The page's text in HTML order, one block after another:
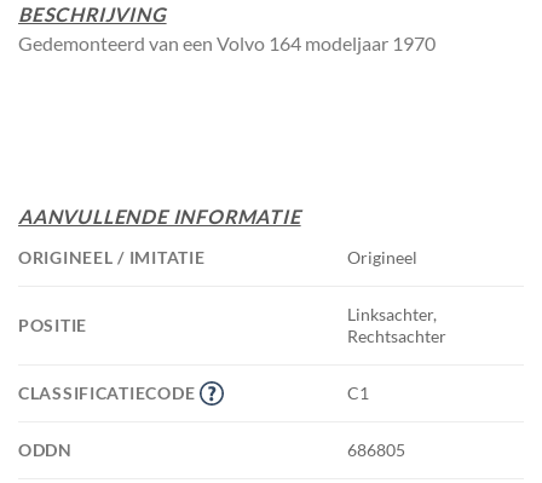
BESCHRIJVING
Gedemonteerd van een Volvo 164 modeljaar 1970
AANVULLENDE INFORMATIE
ORIGINEEL / IMITATIE Origineel
POSITIE
Linksachter,
Rechtsachter
CLASSIFICATIECODE C1
ODDN 686805